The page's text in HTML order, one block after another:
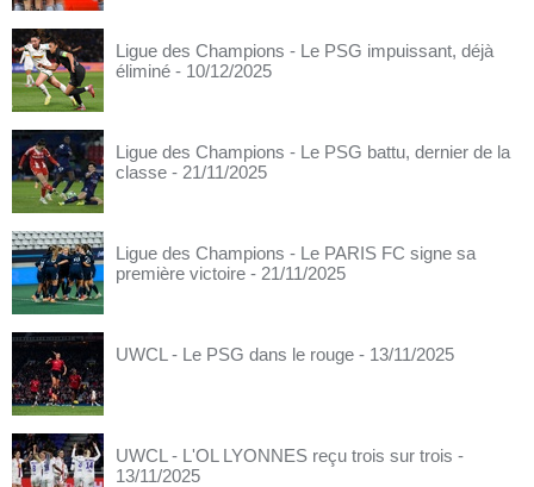
Ligue des Champions - Le PSG impuissant, déjà
éliminé - 10/12/2025
Ligue des Champions - Le PSG battu, dernier de la
classe - 21/11/2025
Ligue des Champions - Le PARIS FC signe sa
première victoire - 21/11/2025
UWCL - Le PSG dans le rouge - 13/11/2025
UWCL - L'OL LYONNES reçu trois sur trois -
13/11/2025